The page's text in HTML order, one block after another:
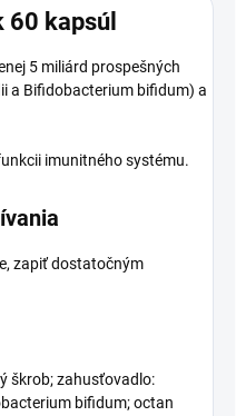
60 kapsúl
5 miliárd prospešných
a Bifidobacterium bifidum) a
imunitného systému.
zapiť dostatočným
škrob; zahusťovadlo:
bifidum; octan